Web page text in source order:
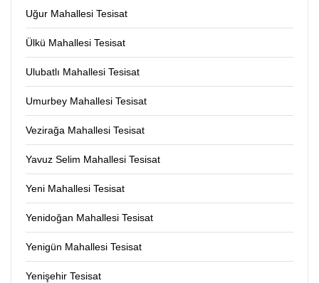
Uğur Mahallesi Tesisat
Ülkü Mahallesi Tesisat
Ulubatlı Mahallesi Tesisat
Umurbey Mahallesi Tesisat
Vezirağa Mahallesi Tesisat
Yavuz Selim Mahallesi Tesisat
Yeni Mahallesi Tesisat
Yenidoğan Mahallesi Tesisat
Yenigün Mahallesi Tesisat
Yenişehir Tesisat